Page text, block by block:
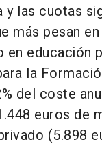
las cuotas
más pesan
educación
la
del coste
euros de
(5.898